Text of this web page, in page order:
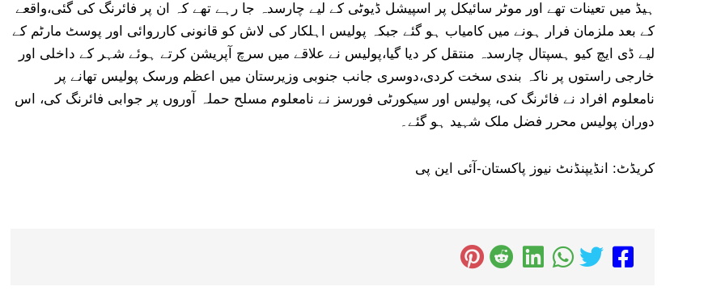
ہیڈ میں تعینات تھے اور موٹر سائیکل پر اسپیشل ڈیوٹی کے لیے چارسدہ جا رہے تھے کہ ان پر فائرنگ کی گئی،واقعے
کے بعد ملزمان فرار ہونے میں کامیاب ہو گئے جبکہ پولیس اہلکار کی لاش کو قانونی کارروائی اور پوسٹ مارٹم کے
لیے ڈی ایچ کیو ہسپتال چارسدہ منتقل کر دیا گیا،پولیس نے علاقے میں سرچ آپریشن کرتے ہوئے شہر کے داخلی اور
خارجی راستوں پر ناکہ بندی سخت کردی،دوسری جانب جنوبی وزیرستان میں اعظم ورسک پولیس تھانے پر
نامعلوم افراد نے فائرنگ کی، پولیس اور سیکورٹی فورسز نے نامعلوم مسلح حملہ آوروں پر جوابی فائرنگ کی، اس
دوران پولیس محرر فضل ملک شہید ہو گئے۔
کریڈٹ: انڈیپنڈنٹ نیوز پاکستان-آئی این پی